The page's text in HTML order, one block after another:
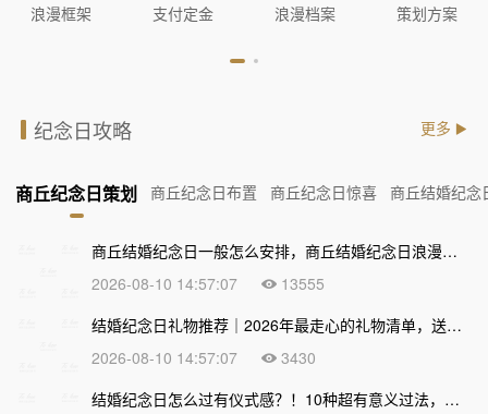
浪漫框架
支付定金
浪漫档案
策划方案
纪念日攻略 更多
商丘纪念日策划 商丘纪念日布置 商丘纪念日惊喜 商丘结婚纪念
商丘结婚纪念日一般怎么安排，商丘结婚纪念日浪漫策划攻略
2026-08-10 14:57:07
13555
结婚纪念日礼物推荐｜2026年最走心的礼物清单，送到心坎上才不算白过！
2026-08-10 14:57:07
3430
结婚纪念日怎么过有仪式感？！10种超有意义过法，让爱情越久越甜